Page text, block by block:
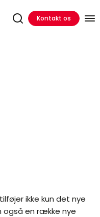
Kontakt os
ikke kun det nye
også en række nye